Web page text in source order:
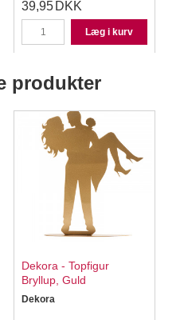
39,95 DKK
Læg i kurv
produkter
Dekora - Topfigur
Bryllup, Guld
Dekora